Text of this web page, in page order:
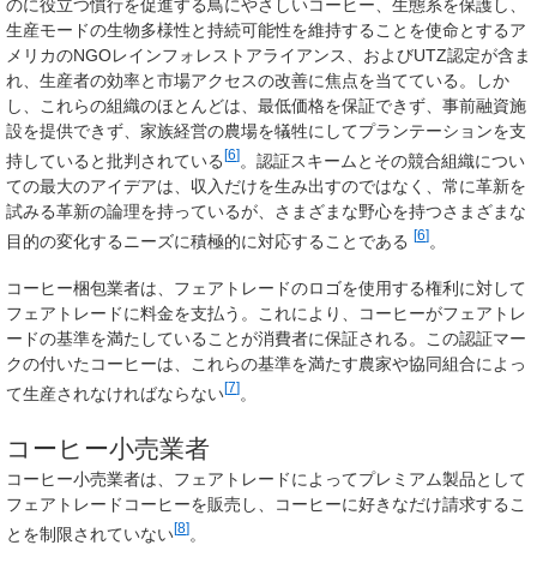
のに役立つ慣行を促進する鳥にやさしいコーヒー、生態系を保護し、
生産モードの生物多様性と持続可能性を維持することを使命とするア
メリカのNGOレインフォレストアライアンス、およびUTZ認定が含ま
れ、生産者の効率と市場アクセスの改善に焦点を当てている。しか
し、これらの組織のほとんどは、最低価格を保証できず、事前融資施
設を提供できず、家族経営の農場を犠牲にしてプランテーションを支
持していると批判されている [6] 。認証スキームとその競合組織につい
ての最大のアイデアは、収入だけを生み出すのではなく、常に革新を
試みる革新の論理を持っているが、さまざまな野心を持つさまざまな
目的の変化するニーズに積極的に対応することである [6]。
コーヒー梱包業者は、フェアトレードのロゴを使用する権利に対して
フェアトレードに料金を支払う。これにより、コーヒーがフェアトレ
ードの基準を満たしていることが消費者に保証される。この認証マー
クの付いたコーヒーは、これらの基準を満たす農家や協同組合によっ
て生産されなければならない[7] 。
コーヒー小売業者
コーヒー小売業者は、フェアトレードによってプレミアム製品として
フェアトレードコーヒーを販売し、コーヒーに好きなだけ請求するこ
とを制限されていない[8]